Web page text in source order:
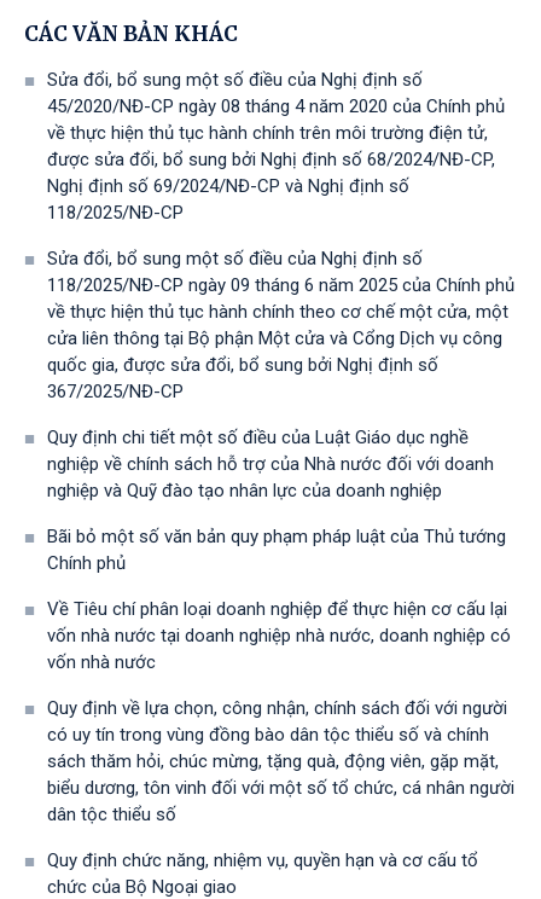
CÁC VĂN BẢN KHÁC
Sửa đổi, bổ sung một số điều của Nghị định số
45/2020/NĐ-CP ngày 08 tháng 4 năm 2020 của Chính phủ
về thực hiện thủ tục hành chính trên môi trường điện tử,
được sửa đổi, bổ sung bởi Nghị định số 68/2024/NĐ-CP,
Nghị định số 69/2024/NĐ-CP và Nghị định số
118/2025/NĐ-СР
Sửa đổi, bổ sung một số điều của Nghị định số
118/2025/NĐ-CP ngày 09 tháng 6 năm 2025 của Chính phủ
về thực hiện thủ tục hành chính theo cơ chế một cửa, một
cửa liên thông tại Bộ phận Một cửa và Cổng Dịch vụ công
quốc gia, được sửa đổi, bổ sung bởi Nghị định số
367/2025/NĐ-СР
Quy định chi tiết một số điều của Luật Giáo dục nghề
nghiệp về chính sách hỗ trợ của Nhà nước đối với doanh
nghiệp và Quỹ đào tạo nhân lực của doanh nghiệp
Bãi bỏ một số văn bản quy phạm pháp luật của Thủ tướng
Chính phủ
Về Tiêu chí phân loại doanh nghiệp để thực hiện cơ cấu lại
vốn nhà nước tại doanh nghiệp nhà nước, doanh nghiệp có
vốn nhà nước
Quy định về lựa chọn, công nhận, chính sách đối với người
có uy tín trong vùng đồng bào dân tộc thiểu số và chính
sách thăm hỏi, chúc mừng, tặng quà, động viên, gặp mặt,
biểu dương, tôn vinh đối với một số tổ chức, cá nhân người
dân tộc thiểu số
Quy định chức năng, nhiệm vụ, quyền hạn và cơ cấu tổ
chức của Bộ Ngoại giao